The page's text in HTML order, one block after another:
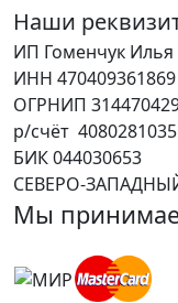
Наши
ИП Гоменчук Илья
ИНН 470409361869
ОГРНИП
р/счёт
БИК 044030653
СЕВЕРО-
Мы